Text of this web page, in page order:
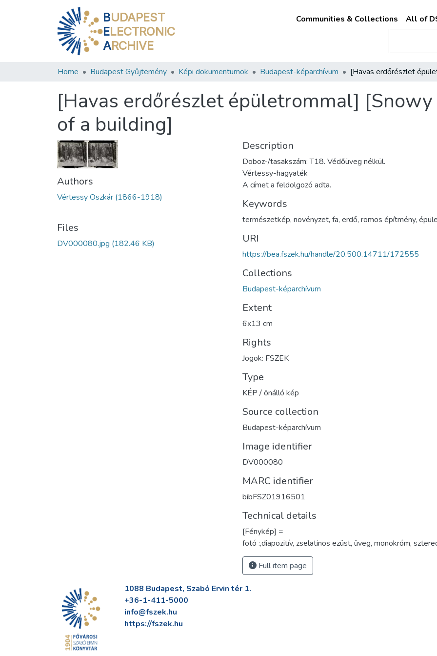
BUDAPEST
ELECTRONIC
ARCHIVE
Communities & Collections All of
Home Budapest Gyűjtemény Képi dokumentumok Budapest-képarchívum
[Havas erdőrészlet épületrommal]
of a building]
Authors
Vértessy Oszkár (1866-1918)
Files
DV000080.jpg (182.46 KB)
Description
Doboz-/tasakszám: T18. Védőüveg nélkül.
Vértessy-hagyaték
A címet a feldolgozó adta.
Keywords
természetkép, növényzet, fa, erdő, romos építmény,
URI
https://bea.fszek.hu/handle/20.500.14711/172555
Collections
Budapest-képarchívum
Extent
6x13 cm
Rights
Jogok: FSZEK
Type
KÉP / önálló kép
Source collection
Budapest-képarchívum
Image identifier
DV000080
MARC identifier
bibFSZ01916501
Technical details
[Fénykép] =
fotó :,diapozitív, zselatinos ezüst, üveg, monokróm,
Full item page
1088 Budapest, Szabó Ervin tér 1.
+36-1-411-5000
info@fszek.hu
https://fszek.hu